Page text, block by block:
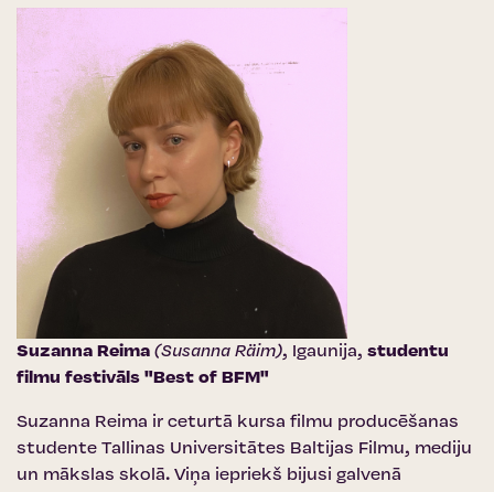
Suzanna Reima (Susanna Räim), Igaunija, studentu
filmu festivāls "Best of BFM"
Suzanna Reima ir ceturtā kursa filmu producēšanas
studente Tallinas Universitātes Baltijas Filmu, mediju
un mākslas skolā. Viņa iepriekš bijusi galvenā